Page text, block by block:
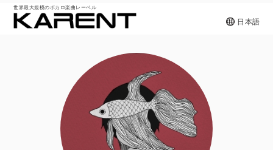
世界最大規模のボカロ楽曲レーベル
日本語